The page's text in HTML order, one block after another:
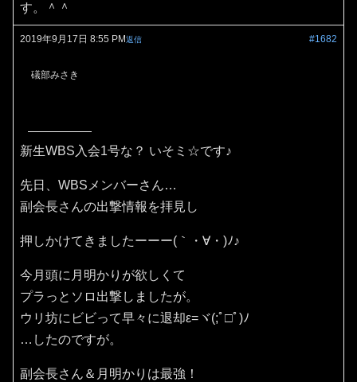
す。＾＾
2019年9月17日 8:55 PM #1682
返信
礒部みさき
新生WBS入会1号な？ いそミ☆です♪
先日、WBSメンバーさん…
副会長さんの出撃情報を拝見し
押しかけてきましたーーー(｀・∀・)ﾉ♪
今月頭に月明かりが欲しくて
プラっとソロ出撃しましたが。
ウリ坊にビビって早々に退却ε=ヾ(;ﾟ□ﾟ)ﾉ
…したのですが。
副会長さん＆月明かりは最強！